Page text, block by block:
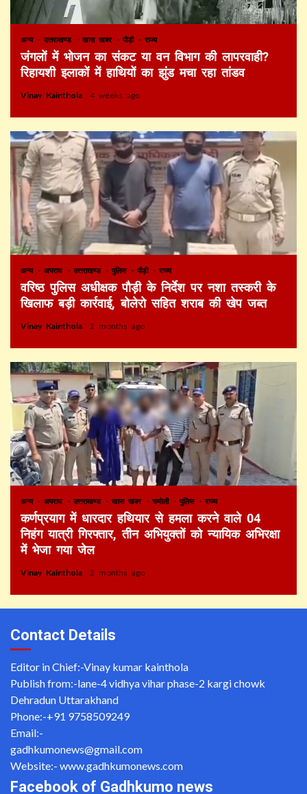
अन्य उत्तराखण्ड खास खबर पौड़ी राज्य
जंगलों में भोजन का संकट या वन विभाग की लापरवाही?
रिहायशी इलाकों में हाथियों का झुंड मचा रहा तांडव
Vinay Kainthola 4 weeks ago
अन्य अपराध उत्तराखण्ड पुलिस पौड़ी राज्य
वरिष्ठ पुलिस अधीक्षक पौड़ी के निर्देश पर नशा तस्करी के
खिलाफ बड़ी कार्रवाई, बोलेरो सहित शराब की खेप जब्त
Vinay Kainthola 2 months ago
अन्य अपराध उत्तराखण्ड खास खबर चमोली पुलिस राज्य
कर्णप्रयाग में धारदार हथियार से हमला करने वाले 04
निहंग यात्री गिरफ्तार, तीन अभियुक्तों को न्यायिक अभिरक्षा
में भेजा गया जेल
Vinay Kainthola 2 months ago
Contact Details
Editor in Chief:-Vinay kumar kainthola
Publish from:-lane-4 vidhya vihar phase-2 kargi chowk
Dehradun Uttarakhand
Phone:-+91 9758509249
Email:-
gadhkumonews@gmail.com
Website:- www.gadhkumonews.com
Facebook of Gadhkumo news